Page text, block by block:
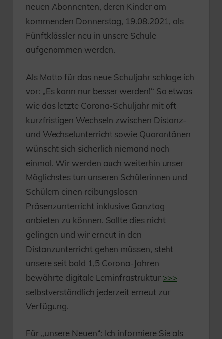
neuen Abonnenten, deren Kinder am
kommenden Donnerstag, 19.08.2021, als
Fünftklässler neu in unsere Schule
aufgenommen werden.
Als Motto für das neue Schuljahr schlage ich
vor: „Es kann nur besser werden!“ So etwas
wie das letzte Corona-Schuljahr mit oft
kurzfristigen Wechseln zwischen Distanz-
und Wechselunterricht sowie Quarantänen
wünscht sich sicherlich niemand noch
einmal. Wir werden auch weiterhin unser
Möglichstes tun unseren Schülerinnen und
Schülern einen reibungslosen
Präsenzunterricht inklusive Ganztag
anbieten zu können. Sollte dies nicht
gelingen und wir erneut in den
Distanzunterricht gehen müssen, steht
unsere seit bald 1,5 Corona-Jahren
bewährte digitale Lerninfrastruktur >>>
selbstverständlich jederzeit erneut zur
Verfügung.
Für „unsere Neuen“: Ich informiere Sie als